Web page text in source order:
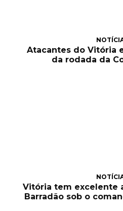
Atacantes do Vitória
da rodada da
Vitória tem excelente
Barradão sob o